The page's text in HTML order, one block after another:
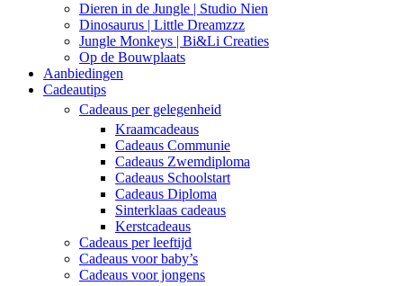
Dieren in de Jungle | Studio Nien
Dinosaurus | Little Dreamzzz
Jungle Monkeys | Bi&Li Creaties
Op de Bouwplaats
Aanbiedingen
Cadeautips
Cadeaus per gelegenheid
Kraamcadeaus
Cadeaus Communie
Cadeaus Zwemdiploma
Cadeaus Schoolstart
Cadeaus Diploma
Sinterklaas cadeaus
Kerstcadeaus
Cadeaus per leeftijd
Cadeaus voor baby’s
Cadeaus voor jongens